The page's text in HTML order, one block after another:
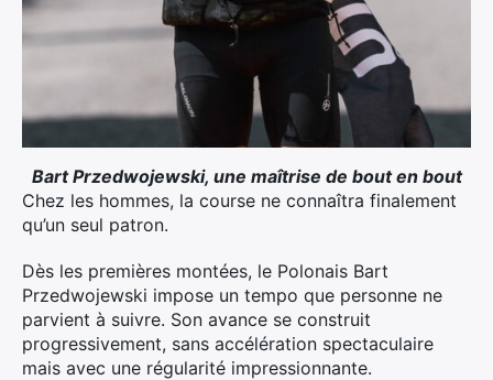
Bart Przedwojewski, une maîtrise de bout en bout
Chez les hommes, la course ne connaîtra finalement
qu’un seul patron.
Dès les premières montées, le Polonais Bart
Przedwojewski impose un tempo que personne ne
parvient à suivre. Son avance se construit
progressivement, sans accélération spectaculaire
mais avec une régularité impressionnante.